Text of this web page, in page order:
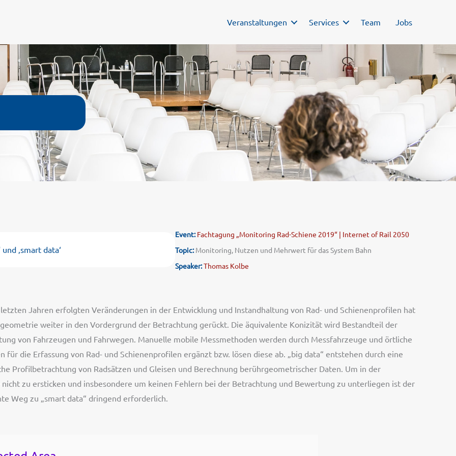
Veranstaltungen Services Team Jobs
‚smart data‘
Event:Fachtagung „Monitoring Rad-Schiene 2019“ | Internet of Rail 2050
Topic:Monitoring, Nutzen und Mehrwert für das System Bahn
Speaker:Thomas Kolbe
Jahren erfolgten Veränderungen in der Entwicklung und Instandhaltung von Rad- und Schienenprofilen hat
weiter in den Vordergrund der Betrachtung gerückt. Die äquivalente Konizität wird Bestandteil der
von Fahrzeugen und Fahrwegen. Manuelle mobile Messmethoden werden durch Messfahrzeuge und örtliche
für die Erfassung von Rad- und Schienenprofilen ergänzt bzw. lösen diese ab. „big data“ entstehen durch eine
Profilbetrachtung von Radsätzen und Gleisen und Berechnung berührgeometrischer Daten. Um in der
zu ersticken und insbesondere um keinen Fehlern bei der Betrachtung und Bewertung zu unterliegen ist der
Weg zu „smart data“ dringend erforderlich.